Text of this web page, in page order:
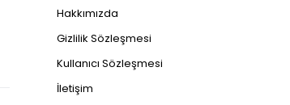
Hakkımızda
Gizlilik Sözleşmesi
Kullanıcı Sözleşmesi
İletişim